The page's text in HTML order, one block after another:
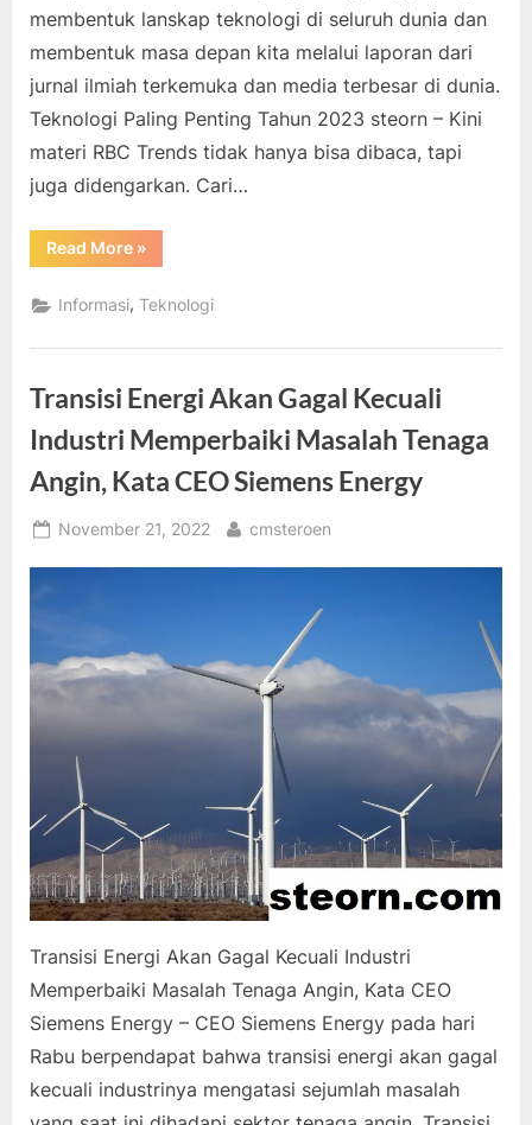
membentuk lanskap teknologi di seluruh dunia dan
membentuk masa depan kita melalui laporan dari
jurnal ilmiah terkemuka dan media terbesar di dunia.
Teknologi Paling Penting Tahun 2023 steorn – Kini
materi RBC Trends tidak hanya bisa dibaca, tapi
juga didengarkan. Cari…
Read More“Teknologi
Paling
Tahun
2023”
»
Informasi,Teknologi
Transisi Energi Akan Gagal Kecuali
Industri Memperbaiki Masalah Tenaga
Angin, Kata CEO Siemens Energy
Posted
November 21, 2022 By
cmsteroen
Transisi Energi Akan Gagal Kecuali Industri
Memperbaiki Masalah Tenaga Angin, Kata CEO
Siemens Energy – CEO Siemens Energy pada hari
Rabu berpendapat bahwa transisi energi akan gagal
kecuali industrinya mengatasi sejumlah masalah